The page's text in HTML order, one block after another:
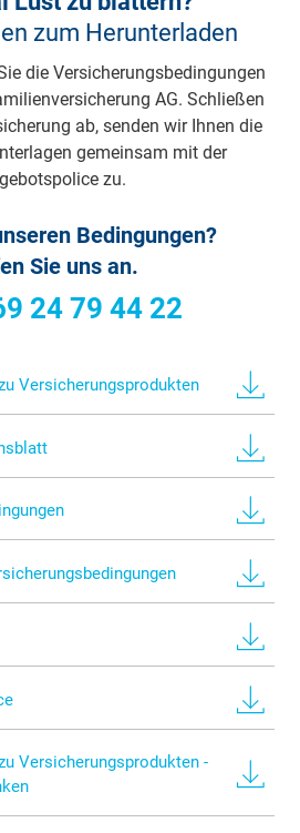
zum Herunterladen
die Versicherungsbedingungen
AG. Schließen
ab, senden wir Ihnen die
gemeinsam mit der
zu.
Bedingungen?
Sie uns an.
24 79 44 22
Versicherungsprodukten
Versicherungsprodukten -